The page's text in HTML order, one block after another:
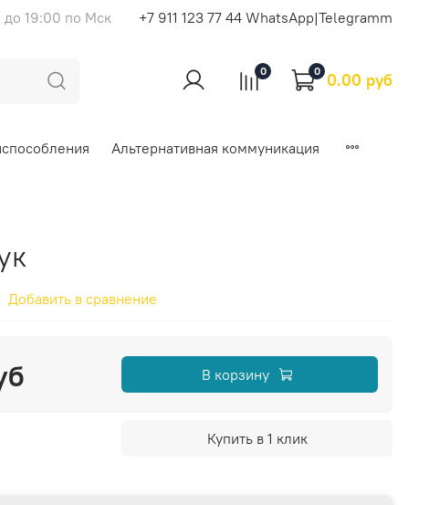
19:00 по Мск +7 911 123 77 44 WhatsApp|Telegramm
0 0 0.00 руб
Альтернативная коммуникация
Добавить в сравнение
В корзину
Купить в 1 клик